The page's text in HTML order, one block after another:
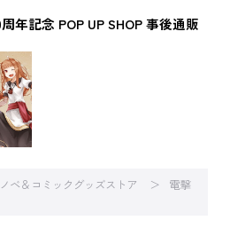
年記念 POP UP SHOP 事後通販
ベ＆コミックグッズストア
電撃